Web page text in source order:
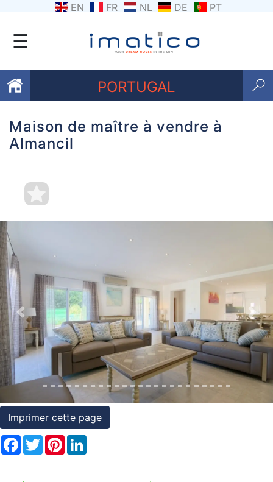
EN FR NL DE PT
☰
PORTUGAL
Favoris
nous
Contactez
nous
Termes
et
conditions
Témoignages
Conseils
Juridiques
Maison de maître à vendre à
Almancil
Previous Next
Imprimer cette page
Facebook
TwitterPinterest